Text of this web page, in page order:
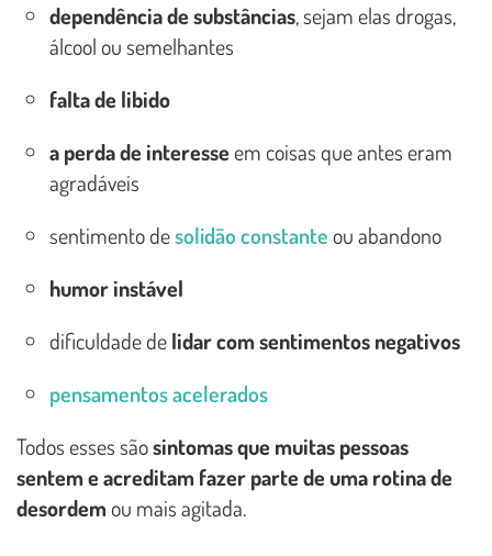
dependência de substâncias, sejam elas drogas,
álcool ou semelhantes
falta de libido
a perda de interesse em coisas que antes eram
agradáveis
sentimento desolidão constanteou abandono
humor instável
dificuldade delidar com sentimentos negativos
pensamentos acelerados
Todos esses sãosintomas que muitas pessoas
sentem e acreditam fazer parte de uma rotina de
desordemou mais agitada.